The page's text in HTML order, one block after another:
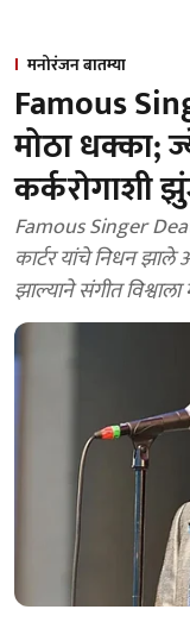
मनोरंजन बातम्या
Famous
मोठा धक्का;
कर्करोगाशी
Famous Singer
कार्टर यांचे निधन झाले
झाल्याने संगीत